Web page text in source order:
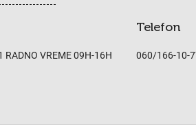
RADNO VREME 09H-16H
Telefon
060/166-10-